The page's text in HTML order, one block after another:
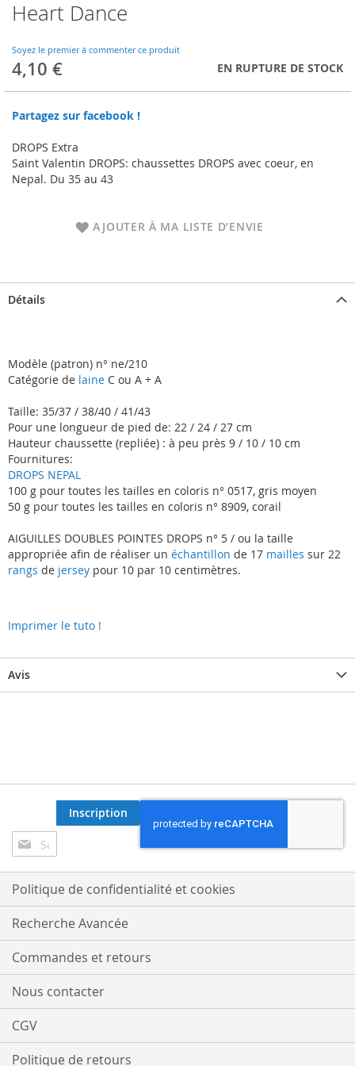
Heart Dance
Soyez le premier à commenter ce produit
4,10 € EN RUPTURE DE STOCK
Partagez sur facebook !
DROPS Extra
Saint Valentin DROPS: chaussettes DROPS avec coeur, en
Nepal. Du 35 au 43
AJOUTER À MA LISTE D’ENVIE
Skip
to
beginning
of
the
gallery
Détails
Modèle (patron) n° ne/210
Catégorie de laine C ou A + A
Taille: 35/37 / 38/40 / 41/43
Pour une longueur de pied de: 22 / 24 / 27 cm
Hauteur chaussette (repliée) : à peu près 9 / 10 / 10 cm
Fournitures:
DROPS NEPAL
100 g pour toutes les tailles en coloris n° 0517, gris moyen
50 g pour toutes les tailles en coloris n° 8909, corail
AIGUILLES DOUBLES POINTES DROPS n° 5 / ou la taille
appropriée afin de réaliser un échantillon de 17 mailles sur 22
rangs de jersey pour 10 par 10 centimètres.
Imprimer le tuto !
Avis
Inscription
à
notre
lettre
d’information
:
Inscription
Politique de confidentialité et cookies
Recherche Avancée
Commandes et retours
Nous contacter
CGV
Politique de retours